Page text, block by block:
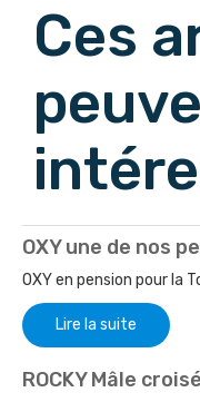
Ces
OXY une de nos
OXY en pension pour la
Lire la suite
ROCKY Mâle